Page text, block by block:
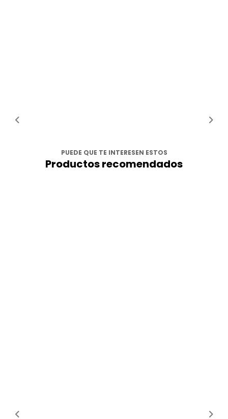
PUEDE QUE TE INTERESEN ESTOS
Productos recomendados